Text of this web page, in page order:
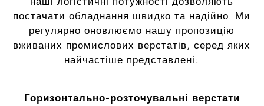
постачати обладнання швидко та надійно. Ми
регулярно оновлюємо нашу пропозицію
вживаних промислових верстатів, серед яких
найчастіше представлені:
Горизонтально-розточувальні верстати